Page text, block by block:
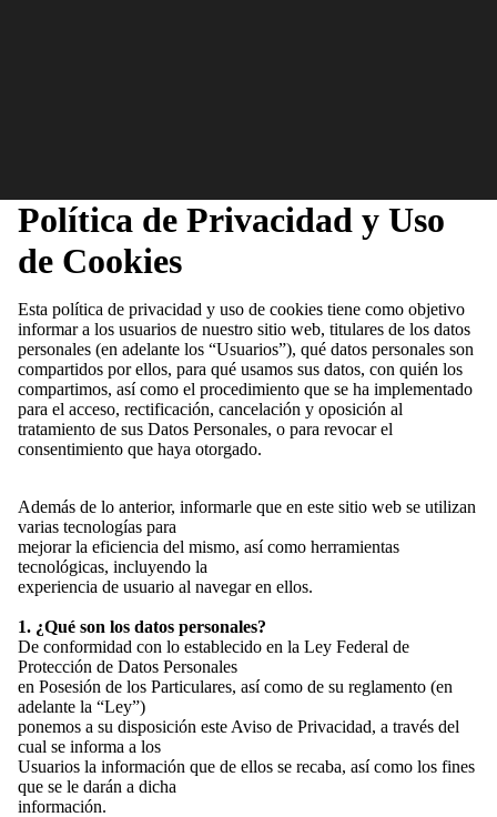
Política de Privacidad y Uso
de Cookies
Esta política de privacidad y uso de cookies tiene como objetivo
informar a los usuarios de nuestro sitio web, titulares de los datos
personales (en adelante los “Usuarios”), qué datos personales son
compartidos por ellos, para qué usamos sus datos, con quién los
compartimos, así como el procedimiento que se ha implementado
para el acceso, rectificación, cancelación y oposición al
tratamiento de sus Datos Personales, o para revocar el
consentimiento que haya otorgado.
Además de lo anterior, informarle que en este sitio web se utilizan
varias tecnologías para
mejorar la eficiencia del mismo, así como herramientas
tecnológicas, incluyendo la
experiencia de usuario al navegar en ellos.
1. ¿Qué son los datos personales?
De conformidad con lo establecido en la Ley Federal de
Protección de Datos Personales
en Posesión de los Particulares, así como de su reglamento (en
adelante la “Ley”)
ponemos a su disposición este Aviso de Privacidad, a través del
cual se informa a los
Usuarios la información que de ellos se recaba, así como los fines
que se le darán a dicha
información.